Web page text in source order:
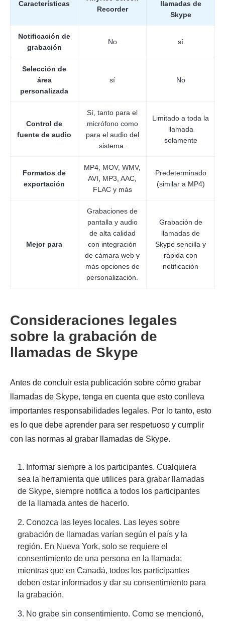
Características
Recorder
llamadas de
Skype
Notificación de
grabación
No sí
Selección de
área
personalizada
sí No
Control de
fuente de audio
Sí, tanto para el
micrófono como
para el audio del
sistema.
Limitado a toda la
llamada
solamente
Formatos de
exportación
MP4, MOV, WMV,
AVI, MP3, AAC,
FLAC y más
Predeterminado
(similar a MP4)
Mejor para
Grabaciones de
pantalla y audio
de alta calidad
con integración
de cámara web y
más opciones de
personalización.
Grabación de
llamadas de
Skype sencilla y
rápida con
notificación
Consideraciones legales
sobre la grabación de
llamadas de Skype
Antes de concluir esta publicación sobre cómo grabar
llamadas de Skype, tenga en cuenta que esto conlleva
importantes responsabilidades legales. Por lo tanto, esto
es lo que debe aprender para ser respetuoso y cumplir
con las normas al grabar llamadas de Skype.
1. Informar siempre a los participantes. Cualquiera
sea la herramienta que utilices para grabar llamadas
de Skype, siempre notifica a todos los participantes
de la llamada antes de hacerlo.
2. Conozca las leyes locales. Las leyes sobre
grabación de llamadas varían según el país y la
región. En Nueva York, solo se requiere el
consentimiento de una persona en la llamada;
mientras que en Canadá, todos los participantes
deben estar informados y dar su consentimiento para
la grabación.
3. No grabe sin consentimiento. Como se mencionó,